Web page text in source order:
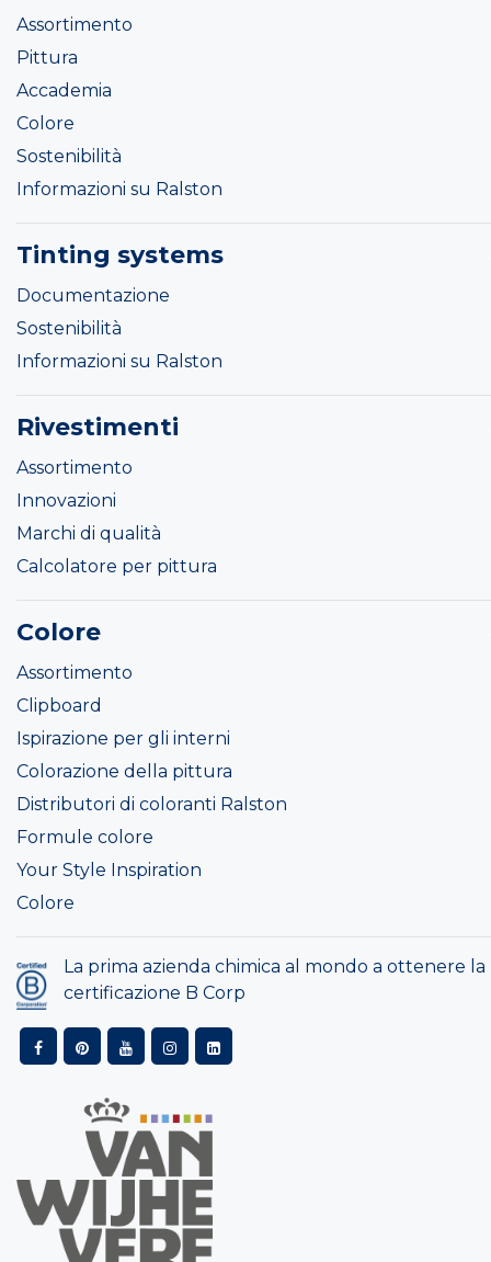
Assortimento
Pittura
Accademia
Colore
Sostenibilità
Informazioni su Ralston
Tinting systems
Documentazione
Sostenibilità
Informazioni su Ralston
Rivestimenti
Assortimento
Innovazioni
Marchi di qualità
Calcolatore per pittura
Colore
Assortimento
Clipboard
Ispirazione per gli interni
Colorazione della pittura
Distributori di coloranti Ralston
Formule colore
Your Style Inspiration
Colore
La prima azienda chimica al mondo a ottenere la
certificazione B Corp